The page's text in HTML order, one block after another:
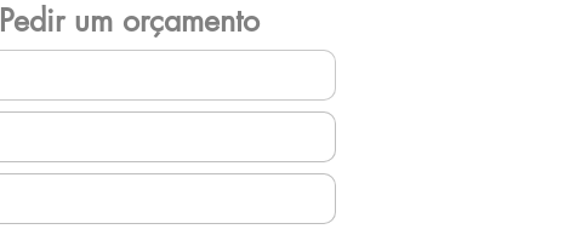
Pedir um orçamento